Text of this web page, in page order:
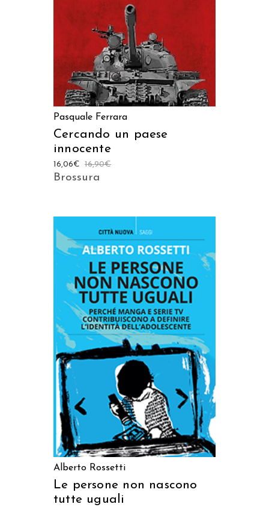
Pasquale Ferrara
Cercando un paese
innocente
16,90€
16,06€
Brossura
AGGIUNGI AL CARRELLO
Alberto Rossetti
Le persone non nascono
tutte uguali